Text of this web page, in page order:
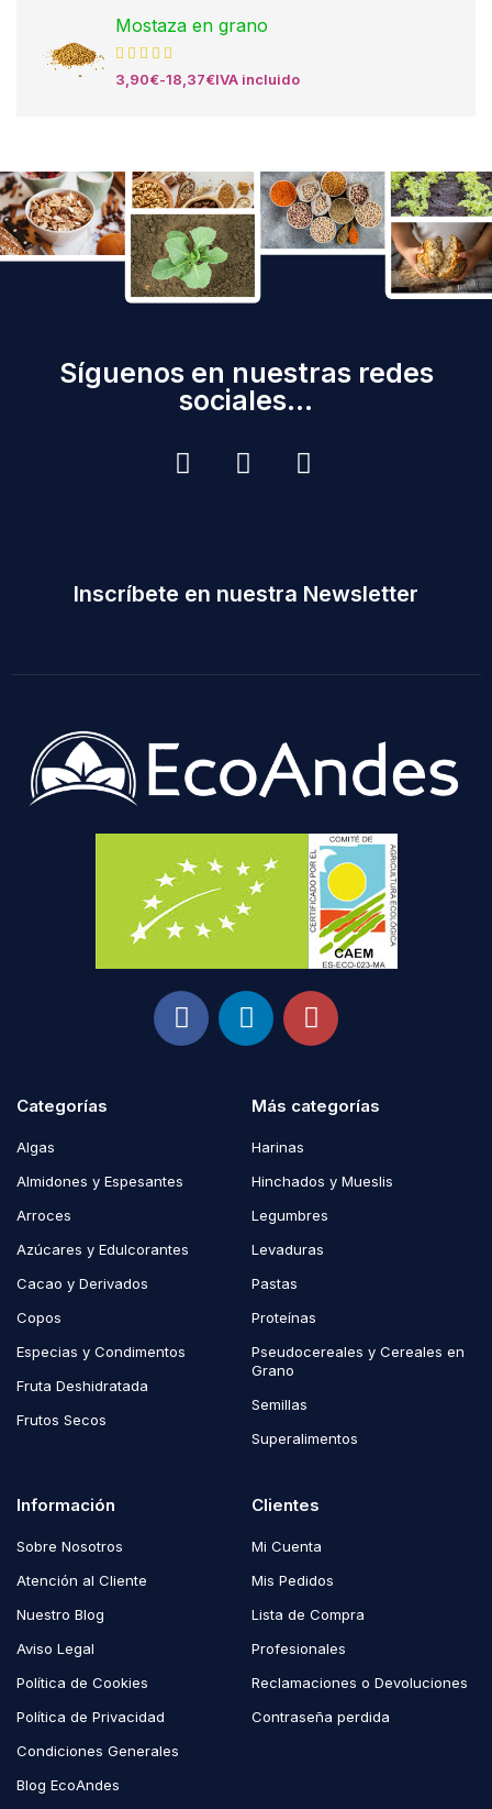
Mostaza en grano
3,90€-18,37€IVA incluido
Síguenos en nuestras redes
sociales...
Inscríbete en nuestra Newsletter
Categorías
Algas
Almidones y Espesantes
Arroces
Azúcares y Edulcorantes
Cacao y Derivados
Copos
Especias y Condimentos
Fruta Deshidratada
Frutos Secos
Más categorías
Harinas
Hinchados y Mueslis
Legumbres
Levaduras
Pastas
Proteínas
Pseudocereales y Cereales en
Grano
Semillas
Superalimentos
Información
Sobre Nosotros
Atención al Cliente
Nuestro Blog
Aviso Legal
Política de Cookies
Política de Privacidad
Condiciones Generales
Blog EcoAndes
Clientes
Mi Cuenta
Mis Pedidos
Lista de Compra
Profesionales
Reclamaciones o Devoluciones
Contraseña perdida